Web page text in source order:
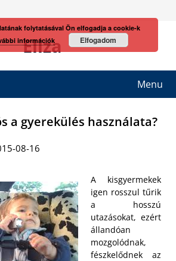
Eliza
Menu
a gyerekülés használata?
08-16
A kisgyermekek
igen rosszul tűrik
a hosszú
utazásokat, ezért
állandóan
mozgolódnak,
fészkelődnek az
folytatásával Ön elfogadja a cookie-k
információk Elfogadom